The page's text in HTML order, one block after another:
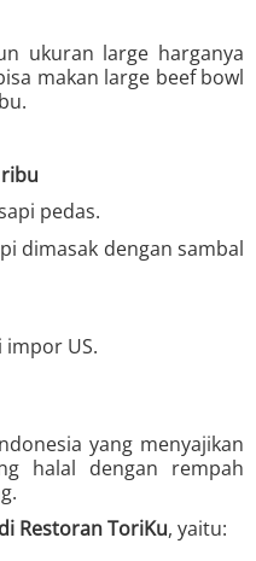
ukuran large harganya
makan large beef bowl
pedas.
dimasak dengan sambal
impor US.
yang menyajikan
halal dengan rempah
Restoran ToriKu, yaitu: